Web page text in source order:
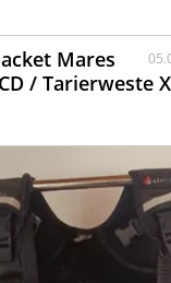
Mares
/ Tarierweste